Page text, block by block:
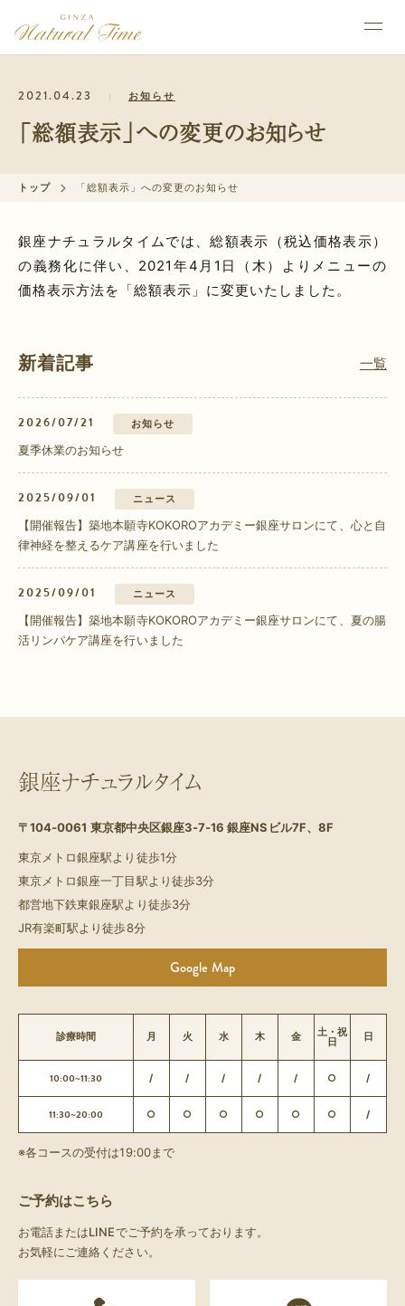
2021.04.23 お知らせ
「総額表示」への変更のお知らせ
トップ 「総額表示」への変更のお知らせ
銀座ナチュラルタイムでは、総額表示（税込価格表示）
の義務化に伴い、2021年4月1日（木）よりメニューの
価格表示方法を「総額表示」に変更いたしました。
新着記事 一覧
2026/07/21 お知らせ
夏季休業のお知らせ
2025/09/01 ニュース
【開催報告】築地本願寺KOKOROアカデミー銀座サロンにて、心と自
律神経を整えるケア講座を行いました
2025/09/01 ニュース
【開催報告】築地本願寺KOKOROアカデミー銀座サロンにて、夏の腸
活リンパケア講座を行いました
銀座ナチュラルタイム
〒104-0061 東京都中央区銀座3-7-16 銀座NSビル7F、8F
東京メトロ銀座駅より徒歩1分
東京メトロ銀座一丁目駅より徒歩3分
都営地下鉄東銀座駅より徒歩3分
JR有楽町駅より徒歩8分
Google Map
診療時間 月 火 水 木 金 土・祝
日 日
10:00~11:30 / / / / / ○ /
11:30~20:00 ○ ○ ○ ○ ○ ○ /
※各コースの受付は19:00まで
ご予約はこちら
お電話またはLINEでご予約を承っております。
お気軽にご連絡ください。